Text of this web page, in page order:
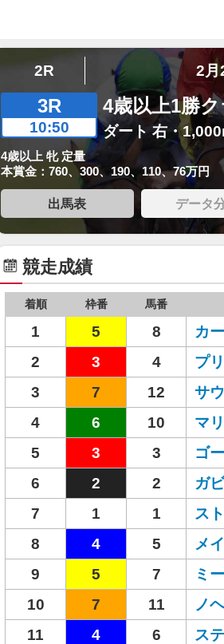
2R 2月
3R
10:50
4歳以上1勝
ダート 右・
4歳以上 牝 定量
本賞金：760、300、190、110、76万円
出馬表 データ
競走成績
着順 枠番 馬番
1 5 8 カ
2
3 4 プ
3
7 12 サ
4
6 10 マ
5
3 3 ゴ
6
2 2 ガ
7
1 1 ス
8
4 5 メ
9
5 7 ミ
10
7 11 ノ
11
4 6 ス